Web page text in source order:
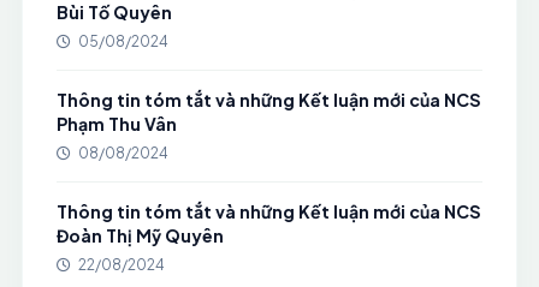
Bùi Tố Quyên
05/08/2024
Thông tin tóm tắt và những Kết luận mới của NCS
Phạm Thu Vân
08/08/2024
Thông tin tóm tắt và những Kết luận mới của NCS
Đoàn Thị Mỹ Quyên
22/08/2024